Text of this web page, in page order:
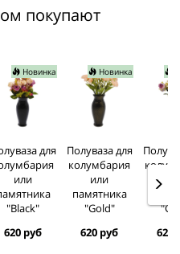
покупают
Новинка
для
или
"Black"
620 руб
Новинка
Полуваза для
колумбария
или
памятника
"Gold"
620 руб
620